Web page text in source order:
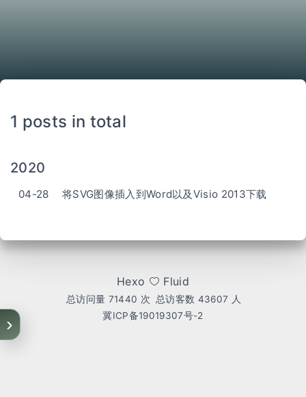
1 posts in total
2020
04-28 将SVG图像插入到Word以及Visio 2013下载
Hexo Fluid
总访问量 71440 次 总访客数 43607 人
冀ICP备19019307号-2
›